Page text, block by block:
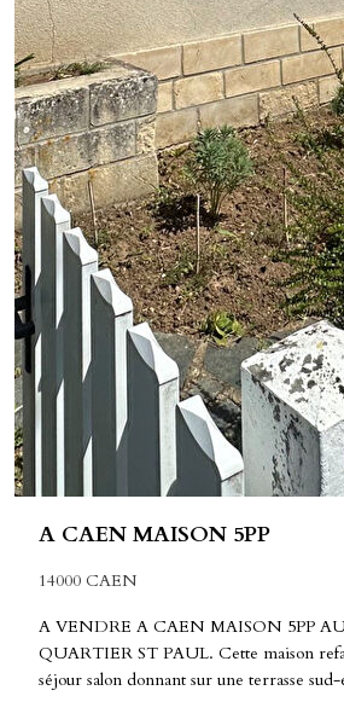
A CAEN MAISON 5PP
14000 CAEN
A VENDRE A CAEN MAISON 5PP
QUARTIER ST PAUL. Cette maison
séjour salon donnant sur une terrasse